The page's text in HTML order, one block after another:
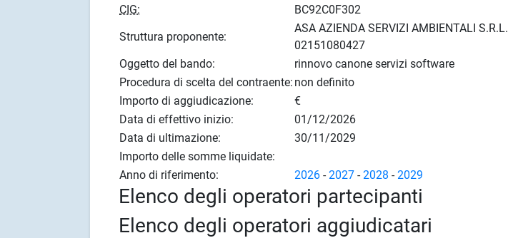
CIG:
BC92C0F302
Struttura proponente:
ASA AZIENDA SERVIZI AMBIENTALI S.R.L.
02151080427
Oggetto del bando:
rinnovo canone servizi software
Procedura di scelta del contraente: non definito
Importo di aggiudicazione:
€
Data di effettivo inizio:
01/12/2026
Data di ultimazione:
30/11/2029
Importo delle somme liquidate:
Anno di riferimento:
2026 -2027 -2028 -2029
Elenco degli operatori partecipanti
Elenco degli operatori aggiudicatari